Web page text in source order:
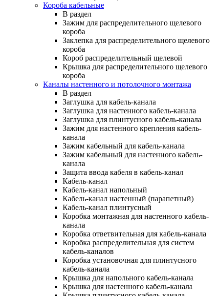
Короба кабельные
В раздел
Зажим для распределительного щелевого
короба
Заклепка для распределительного щелевого
короба
Короб распределительный щелевой
Крышка для распределительного щелевого
короба
Каналы настенного и потолочного монтажа
В раздел
Заглушка для кабель-канала
Заглушка для настенного кабель-канала
Заглушка для плинтусного кабель-канала
Зажим для настенного крепления кабель-
канала
Зажим кабельный для кабель-канала
Зажим кабельный для настенного кабель-
канала
Защита ввода кабеля в кабель-канал
Кабель-канал
Кабель-канал напольный
Кабель-канал настенный (парапетный)
Кабель-канал плинтусный
Коробка монтажная для настенного кабель-
канала
Коробка ответвительная для кабель-канала
Коробка распределительная для систем
кабель-каналов
Коробка установочная для плинтусного
кабель-канала
Крышка для напольного кабель-канала
Крышка для настенного кабель-канала